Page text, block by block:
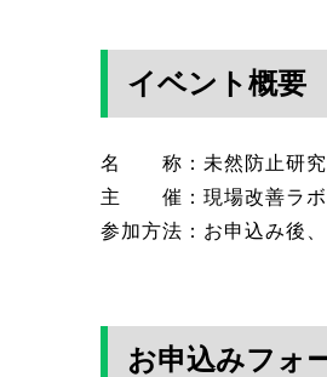
イベント概要
名 称：未然防止研究
主 催：現場改善ラボ
参加方法：お申込み後
お申込みフォ